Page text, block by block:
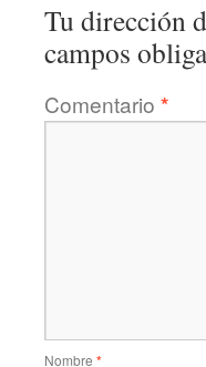
Tu dirección
campos
Comentario *
Nombre *